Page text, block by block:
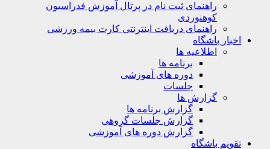
راهنمای ثبت نام در پرتال آموزش فدراسیون
کوهنوردی
راهنمای دریافت اینترنتی کارت بیمه ورزشی
باشگاه
اطلاعیه ها
برنامه ها
دوره های آموزشی
جلسات
گزارش ها
گزارش برنامه ها
گزارش جلسات گروهی
گزارش دوره های آموزشی
باشگاه